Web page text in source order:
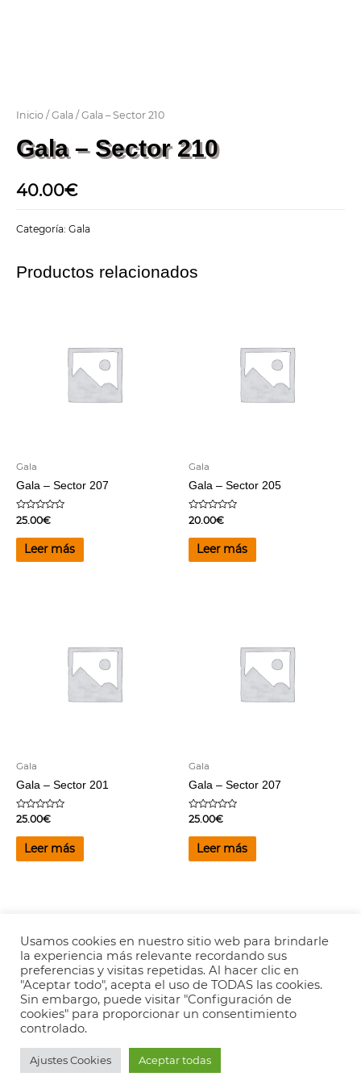
Inicio /Gala / Gala – Sector 210
Gala – Sector 210
40.00€
Categoría: Gala
Productos relacionados
Gala
Gala – Sector 207
Valorado
en
0
25.00€
Leer más
Gala
Gala – Sector 205
Valorado
en
0
20.00€
Leer más
Gala
Gala – Sector 201
Valorado
0
25.00€
Leer más
Gala
Gala – Sector 207
Valorado
0
25.00€
Leer más
Copyright © 2026 Valencia es Ritmica-Aviso legal-
Privacidad
Usamos cookies en nuestro sitio web para brindarle
la experiencia más relevante recordando sus
preferencias y visitas repetidas. Al hacer clic en
"Aceptar todo", acepta el uso de TODAS las cookies.
Sin embargo, puede visitar "Configuración de
cookies" para proporcionar un consentimiento
controlado.
Ajustes Cookies Aceptar todas